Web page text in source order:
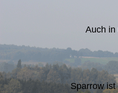
Auch in
Sparrow